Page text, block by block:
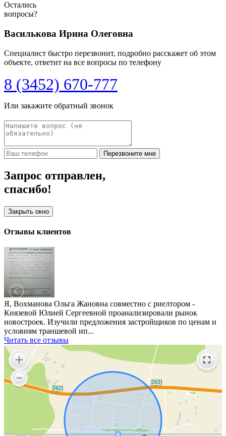
Остались
вопросы?
Василькова Ирина Олеговна
Специалист быстро перезвонит, подробно расскажет об этом
объекте, ответит на все вопросы по телефону
8 (3452) 670-777
Или закажите обратный звонок
Перезвоните мне
Запрос отправлен,
спасибо!
Закрыть окно
Отзывы клиентов
Я, Вохманова Ольга Жановна совместно с риелтором -
Князевой Юлией Сергеевной проанализировали рынок
новостроек. Изучили предложения застройщиков по ценам и
условиям траншевой ип...
Читать все отзывы